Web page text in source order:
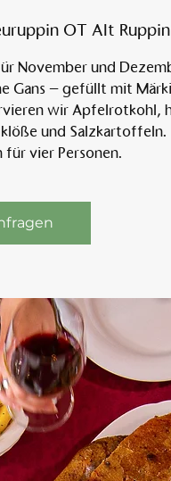
OT Alt Ruppin
November und
Gans – gefüllt mit
wir Apfelrotkohl,
und Salzkartoffeln.
für vier Personen.